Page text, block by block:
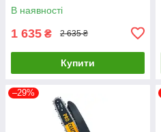
В наявності
1 635 ₴ 2 635 ₴
Купити
–29%